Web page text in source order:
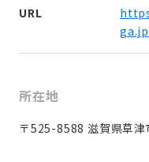
URL
所在地
〒525-8588 滋賀県草